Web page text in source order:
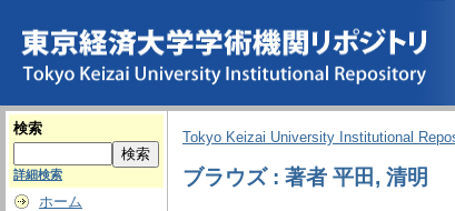
検索
詳細検索
ホーム
Tokyo Keizai University Institutional
ブラウズ : 著者 平田, 清明